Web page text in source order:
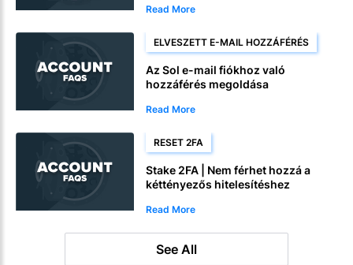
Read More
ELVESZETT E-MAIL HOZZÁFÉRÉS
Az Sol e-mail fiókhoz való
hozzáférés megoldása
Read More
RESET 2FA
Stake 2FA | Nem férhet hozzá a
kéttényezős hitelesítéshez
Read More
See All